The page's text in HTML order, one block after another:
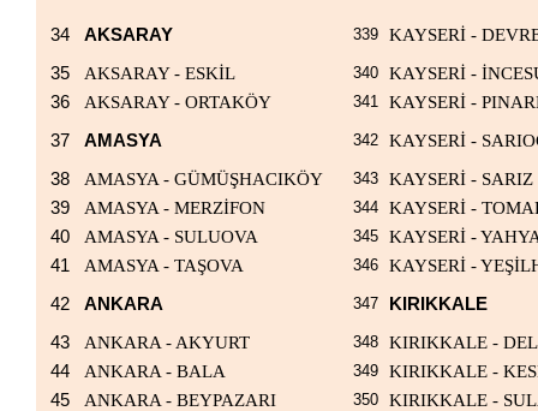
34 AKSARAY 339
KAYSERİ -
35
AKSARAY - ESKİL 340
KAYSERİ -
36
AKSARAY - ORTAKÖY 341
KAYSERİ -
37
AMASYA 342
KAYSERİ -
38
AMASYA - GÜMÜŞHACIKÖY 343
KAYSERİ - SARIZ
39
AMASYA - MERZİFON 344
KAYSERİ -
40
AMASYA - SULUOVA 345
KAYSERİ -
41
AMASYA - TAŞOVA 346
KAYSERİ -
42
ANKARA 347
KIRIKKALE
43
ANKARA - AKYURT 348
KIRIKKALE -
44
ANKARA - BALA 349
KIRIKKALE -
45
ANKARA - BEYPAZARI 350
KIRIKKALE -